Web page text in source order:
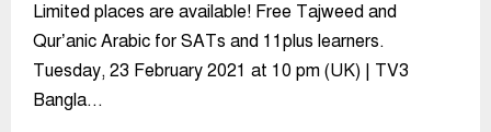
Limited places are available! Free Tajweed and
Qur’anic Arabic for SATs and 11plus learners.
Tuesday, 23 February 2021 at 10 pm (UK) | TV3
Bangla...